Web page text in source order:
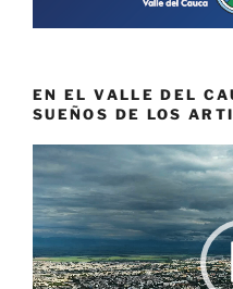
EN EL VALLE DEL
SUEÑOS DE LOS
Reproductor
de
vídeo